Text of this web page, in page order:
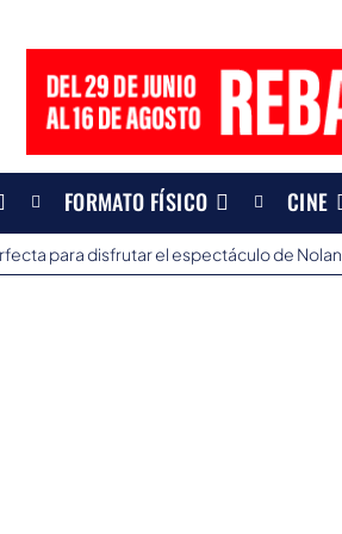
FORMATO FÍSICO CINE
para disfrutar el espectáculo de Nolan